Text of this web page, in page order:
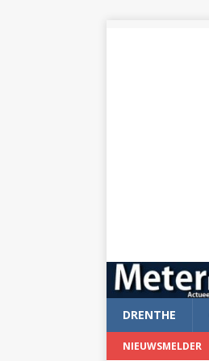
DRENTHE
NIEUWSMELDER